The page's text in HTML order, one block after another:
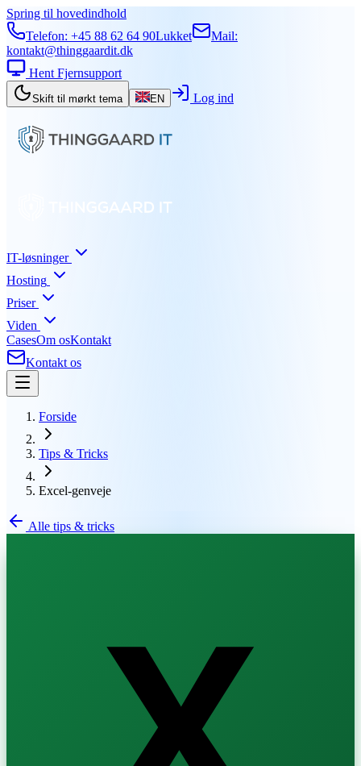
Spring til hovedindhold
Telefon: +45 88 62 64 90Lukket
Mail:
kontakt@thinggaardit.dk
Hent Fjernsupport
Skift til mørkt tema EN Log ind
IT-løsninger
Hosting
Priser
Viden
CasesOm osKontakt
Kontakt os
Forside
Tips & Tricks
Excel-genveje
Alle tips & tricks